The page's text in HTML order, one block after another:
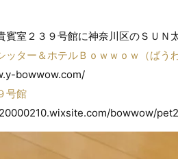
賓室２３９号館に神奈川区のＳＵＮ
ッター＆ホテルＢｏｗｗｏｗ（ばうわ
bowwow.com/
号館
bowwow/